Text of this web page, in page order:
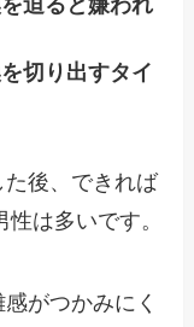
切り出すタイ
後、できれば
は多いです。
がつかみにく